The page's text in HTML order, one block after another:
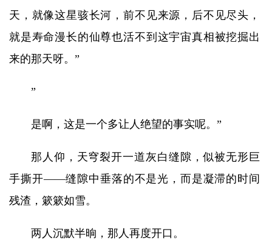
天，就像这星骇长河，前不见来源，后不见尽头，
就是寿命漫长的仙尊也活不到这宇宙真相被挖掘出
来的那天呀。”
”
是啊，这是一个多让人绝望的事实呢。”
那人仰，天穹裂开一道灰白缝隙，似被无形巨
手撕开——缝隙中垂落的不是光，而是凝滞的时间
残渣，簌簌如雪。
两人沉默半晌，那人再度开口。